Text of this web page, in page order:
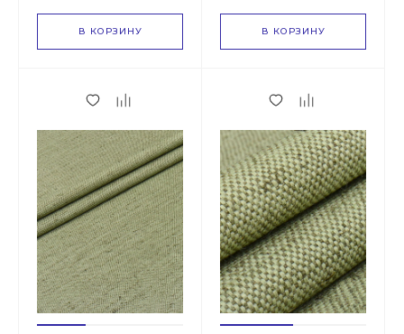
В КОРЗИНУ В КОРЗИНУ